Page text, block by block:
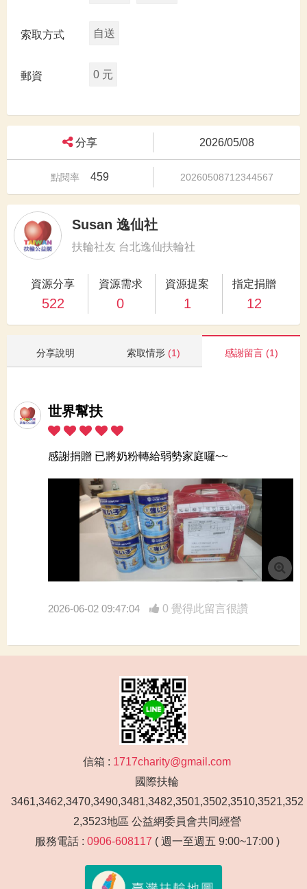
索取方式 自送
郵資 0 元
分享 2026/05/08
點閱率 459 20260508712344567
Susan 逸仙社
扶輪社友 台北逸仙扶輪社
資源分享
522
資源需求
0
資源提案
1
指定捐贈
12
分享說明 索取情形 (1) 感謝留言 (1)
世界幫扶
感謝捐贈 已將奶粉轉給弱勢家庭囉~~
2026-06-02 09:47:04 0 覺得此留言很讚
信箱 : 1717charity@gmail.com
國際扶輪
3461,3462,3470,3490,3481,3482,3501,3502,3510,3521,352
2,3523地區 公益網委員會共同經營
服務電話 : 0906-608117 ( 週一至週五 9:00~17:00 )